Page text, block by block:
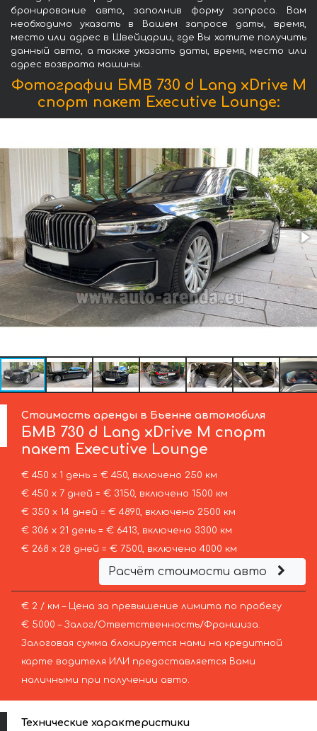
бронирование авто, заполнив форму запроса. Вам
необходимо указать в Вашем запросе даты, время,
место или адрес в Швейцарии, где Вы хотите получить
данный авто, а также указать даты, время, место или
адрес возврата машины.
Фотографии БМВ 730 d Lang xDrive M
спорт пакет Executive Lounge:
Стоимость аренды в Бьенне автомобиля
БМВ 730 d Lang xDrive M спорт
пакет Executive Lounge
€ 450 х 1 день = € 450, включено 250 км
€ 450 х 7 дней = € 3150, включено 1500 км
€ 350 х 14 дней = € 4890, включено 2500 км
€ 306 х 21 день = € 6413, включено 3300 км
€ 268 х 28 дней = € 7500, включено 4000 км
Расчёт стоимости авто
€ 2 / км – Цена за превышение лимита по пробегу
€ 5000 – Залог/Ответственность/Франшиза.
Залоговая сумма блокируется нами на кредитной
карте водителя ИЛИ предоставляется Вами
наличными при получении авто.
Технические характеристики